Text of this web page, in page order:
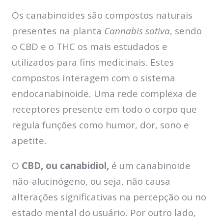
Os canabinoides são compostos naturais
presentes na planta Cannabis sativa, sendo
o CBD e o THC os mais estudados e
utilizados para fins medicinais. Estes
compostos interagem com o sistema
endocanabinoide. Uma rede complexa de
receptores presente em todo o corpo que
regula funções como humor, dor, sono e
apetite.
O CBD, ou canabidiol, é um canabinoide
não-alucinógeno, ou seja, não causa
alterações significativas na percepção ou no
estado mental do usuário. Por outro lado,